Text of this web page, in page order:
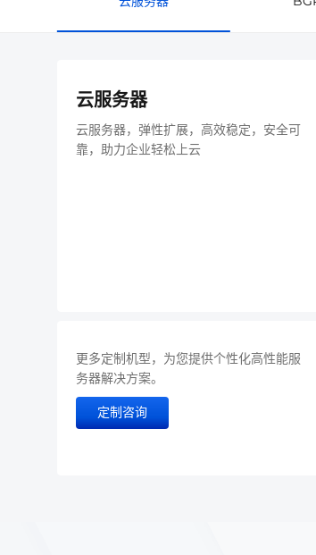
云服务器
云服务器，弹性扩展，高效稳定，安全可
靠，助力企业轻松上云
更多定制机型，为您提供个性化高性能服
务器解决方案。
定制咨询